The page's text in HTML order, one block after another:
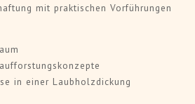
mit praktischen Vorführungen
in einer Laubholzdickung